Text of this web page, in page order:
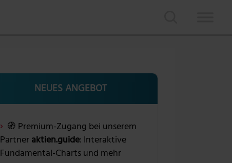
NEUES ANGEBOT
🧭 Premium-Zugang bei unserem
Partneraktien.guide: Interaktive
Fundamental-Charts und mehr